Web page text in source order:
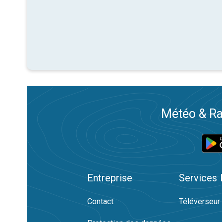
Météo &
Entreprise
Contact
Services
Téléverseur